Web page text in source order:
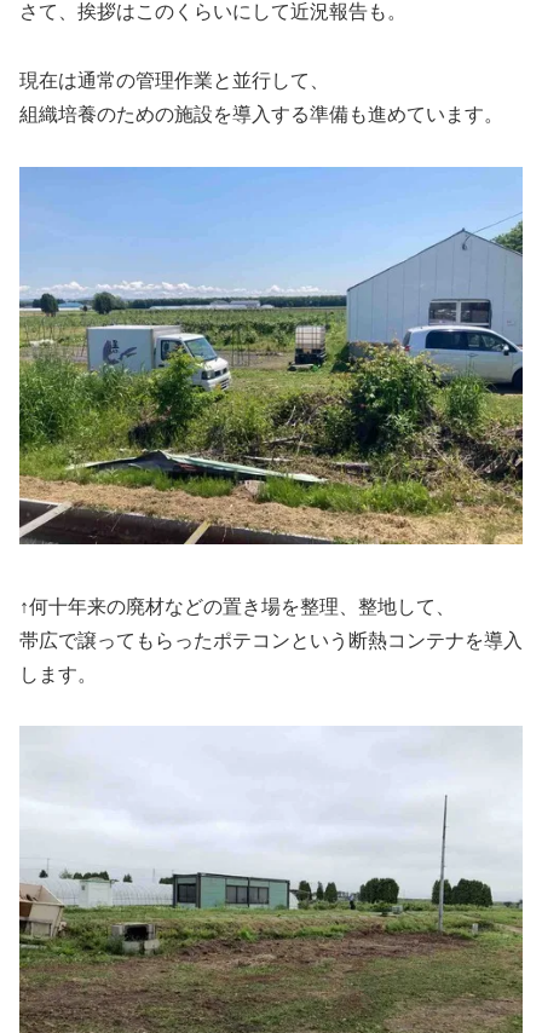
さて、挨拶はこのくらいにして近況報告も。
現在は通常の管理作業と並行して、
組織培養のための施設を導入する準備も進めています。
↑何十年来の廃材などの置き場を整理、整地して、
帯広で譲ってもらったポテコンという断熱コンテナを導入
します。